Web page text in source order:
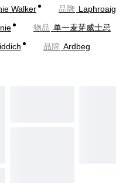
Walker 品牌 Laphroaig
物品 单一麦芽威士忌
品牌 Ardbeg